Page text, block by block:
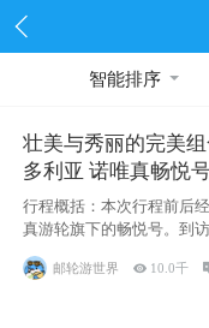
智能排序
壮美与秀丽的完美
多利亚 诺唯真畅悦
行程概括：本次行程前后
真游轮旗下的畅悦号。到
个州/省：美国华盛顿州
邮轮游世界  10.0千